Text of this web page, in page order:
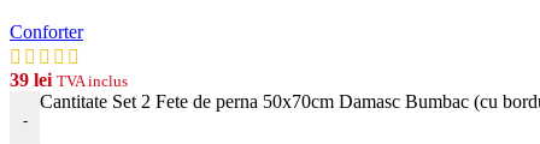
Conforter
39 lei TVA inclus
-
Cantitate Set 2 Fete de perna 50x70cm Damasc Bumbac (cu